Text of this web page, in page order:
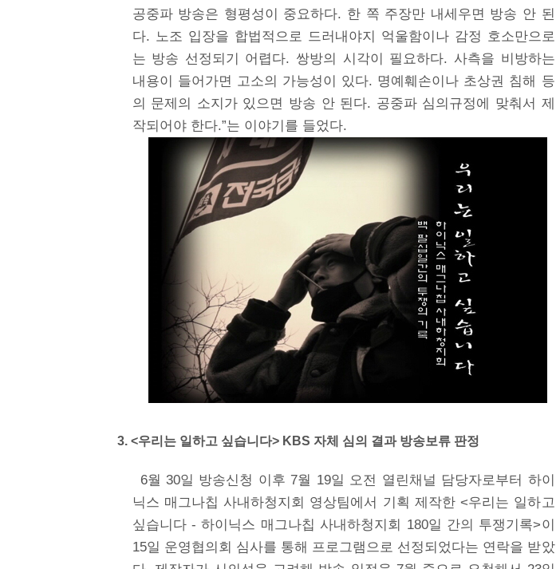
공중파 방송은 형평성이 중요하다. 한 쪽 주장만 내세우면 방송 안 된
다. 노조 입장을 합법적으로 드러내야지 억울함이나 감정 호소만으로
는 방송 선정되기 어렵다. 쌍방의 시각이 필요하다. 사측을 비방하는
내용이 들어가면 고소의 가능성이 있다. 명예훼손이나 초상권 침해 등
의 문제의 소지가 있으면 방송 안 된다. 공중파 심의규정에 맞춰서 제
작되어야 한다.”는 이야기를 들었다.
3. <우리는 일하고 싶습니다> KBS 자체 심의 결과 방송보류 판정
6월 30일 방송신청 이후 7월 19일 오전 열린채널 담당자로부터 하이
닉스 매그나칩 사내하청지회 영상팀에서 기획 제작한 <우리는 일하고
싶습니다 - 하이닉스 매그나칩 사내하청지회 180일 간의 투쟁기록>이
15일 운영협의회 심사를 통해 프로그램으로 선정되었다는 연락을 받았